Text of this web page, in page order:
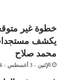
خطوة غير
يكشف
محمد صلاح
الإثنين - 3 أغسطس - 2026 / 2:02 صباحًا